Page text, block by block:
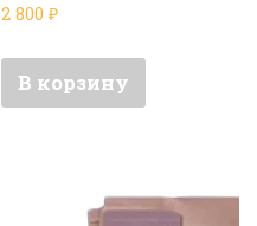
2 800₽
В корзину